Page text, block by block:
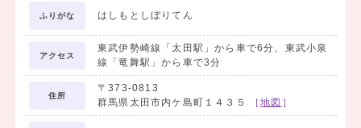
ふりがな はしもとしぼりてん
アクセス
東武伊勢崎線「太田駅」から車で6分、東武小泉
線「竜舞駅」から車で3分
住所
〒373-0813
群馬県太田市内ケ島町１４３５
［地図 ］